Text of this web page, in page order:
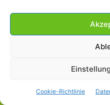
Cookie-Richtlinie
©